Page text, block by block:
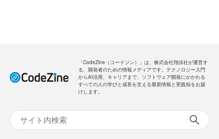
「CodeZine（コードジン）」は、株式会社翔泳社が運営す
る、開発者のための情報メディアです。テクノロジー入門
からAI活用、キャリアまで、ソフトウェア開発にかかわる
すべての人の学びと成長を支える最新情報と実践知をお届
けします。